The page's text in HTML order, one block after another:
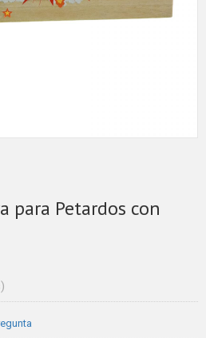
para Petardos con